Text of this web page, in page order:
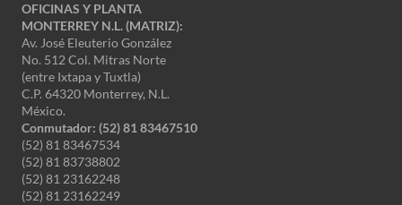
OFICINAS Y PLANTA
MONTERREY N.L. (MATRIZ):
Av. José Eleuterio González
No. 512 Col. Mitras Norte
(entre Ixtapa y Tuxtla)
C.P. 64320 Monterrey, N.L.
México.
Conmutador: (52) 81 83467510
(52) 81 83467534
(52) 81 83738802
(52) 81 23162248
(52) 81 23162249